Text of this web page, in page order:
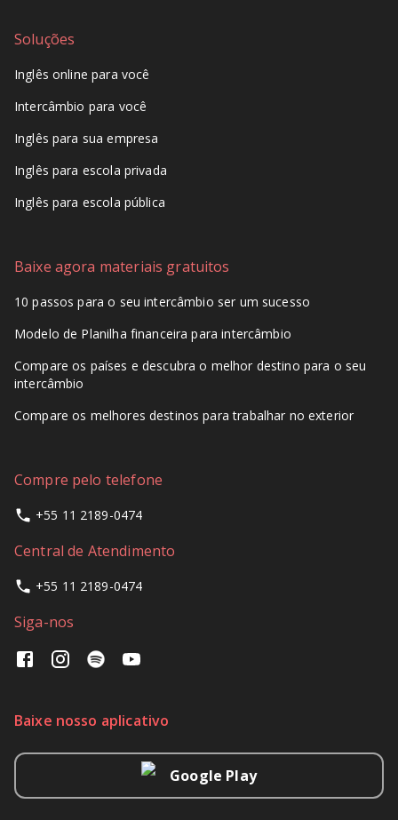
Soluções
Inglês online para você
Intercâmbio para você
Inglês para sua empresa
Inglês para escola privada
Inglês para escola pública
Baixe agora materiais gratuitos
10 passos para o seu intercâmbio ser um sucesso
Modelo de Planilha financeira para intercâmbio
Compare os países e descubra o melhor destino para o seu
intercâmbio
Compare os melhores destinos para trabalhar no exterior
Compre pelo telefone
+55 11 2189-0474
Central de Atendimento
+55 11 2189-0474
Siga-nos
Baixe nosso aplicativo
Google Play